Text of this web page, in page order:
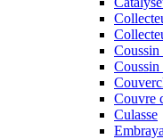
Coussin
Coussin
Couvre
Culasse